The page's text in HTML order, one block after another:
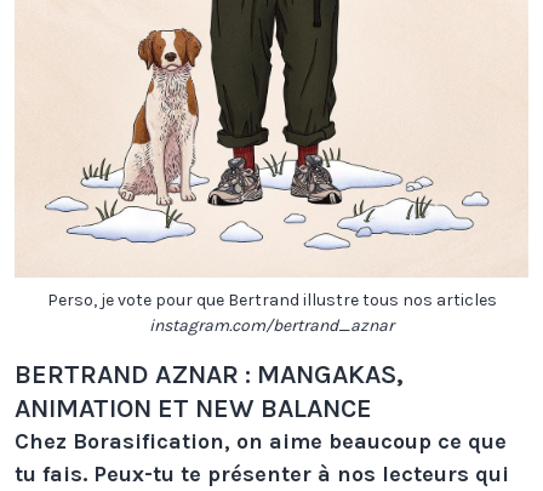
Perso, je vote pour que Bertrand illustre tous nos articles
instagram.com/bertrand_aznar
BERTRAND AZNAR : MANGAKAS,
ANIMATION ET NEW BALANCE
Chez Borasification, on aime beaucoup ce que
tu fais. Peux-tu te présenter à nos lecteurs qui